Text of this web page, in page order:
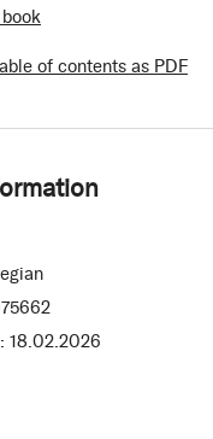
of contents as PDF
18.02.2026